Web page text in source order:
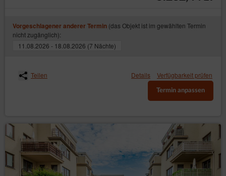
Vorgeschlagener anderer Termin (das Objekt ist im gewählten Termin
nicht zugänglich):
11.08.2026 - 18.08.2026 (7 Nächte)
Teilen Details Verfügbarkeit prüfen
Termin anpassen